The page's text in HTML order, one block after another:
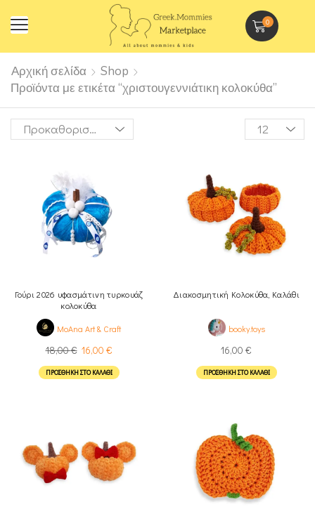
0
Αρχική σελίδα
Shop
Προϊόντα με ετικέτα “χριστουγεννιάτικη κολοκύθα”
Γούρι 2026 υφασμάτινη τυρκουάζ
κολοκύθα
MoAna Art & Craft
18,00€ 16,00 €
ΠΡΟΣΘΉΚΗ ΣΤΟ ΚΑΛΆΘΙ
Διακοσμητική Κολοκύθα, Καλάθι
booky.toys
16,00 €
ΠΡΟΣΘΉΚΗ ΣΤΟ ΚΑΛΆΘΙ